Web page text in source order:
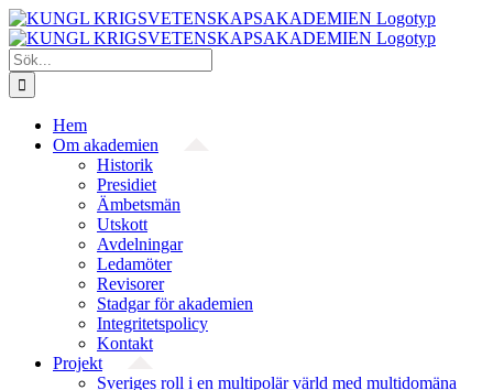
Fortsätt
till
innehållet
Sök
efter:
Hem
Om akademien
Historik
Presidiet
Ämbetsmän
Utskott
Avdelningar
Ledamöter
Revisorer
Stadgar för akademien
Integritetspolicy
Kontakt
Projekt
Sveriges roll i en multipolär värld med multidomäna